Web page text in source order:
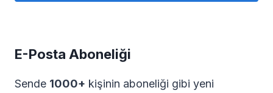
E-Posta Aboneliği
Sende 1000+ kişinin aboneliği gibi yeni